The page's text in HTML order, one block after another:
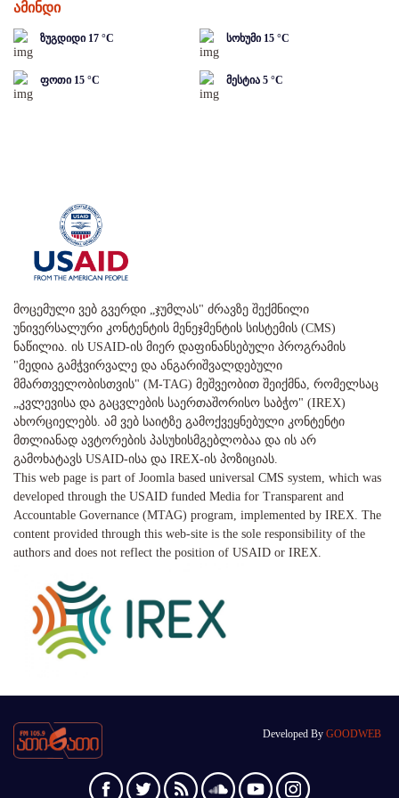
ამინდი
ზუგდიდი 17 °C სოხუმი 15 °C
ფოთი 15 °C მესტია 5 °C
მოცემული ვებ გვერდი „ჯუმლას" ძრავზე შექმნილი
უნივერსალური კონტენტის მენეჯმენტის სისტემის (CMS)
ნაწილია. ის USAID-ის მიერ დაფინანსებული პროგრამის
"მედია გამჭვირვალე და ანგარიშვალდებული
მმართველობისთვის" (M-TAG) მეშვეობით შეიქმნა, რომელსაც
„კვლევისა და გაცვლების საერთაშორისო საბჭო" (IREX)
ახორციელებს. ამ ვებ საიტზე გამოქვეყნებული კონტენტი
მთლიანად ავტორების პასუხისმგებლობაა და ის არ
გამოხატავს USAID-ისა და IREX-ის პოზიციას.
This web page is part of Joomla based universal CMS system, which was
developed through the USAID funded Media for Transparent and
Accountable Governance (MTAG) program, implemented by IREX. The
content provided through this web-site is the sole responsibility of the
authors and does not reflect the position of USAID or IREX.
Developed By GOODWEB